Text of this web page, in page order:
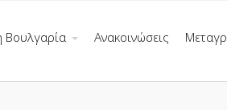
Βουλγαρία Ανακοινώσεις